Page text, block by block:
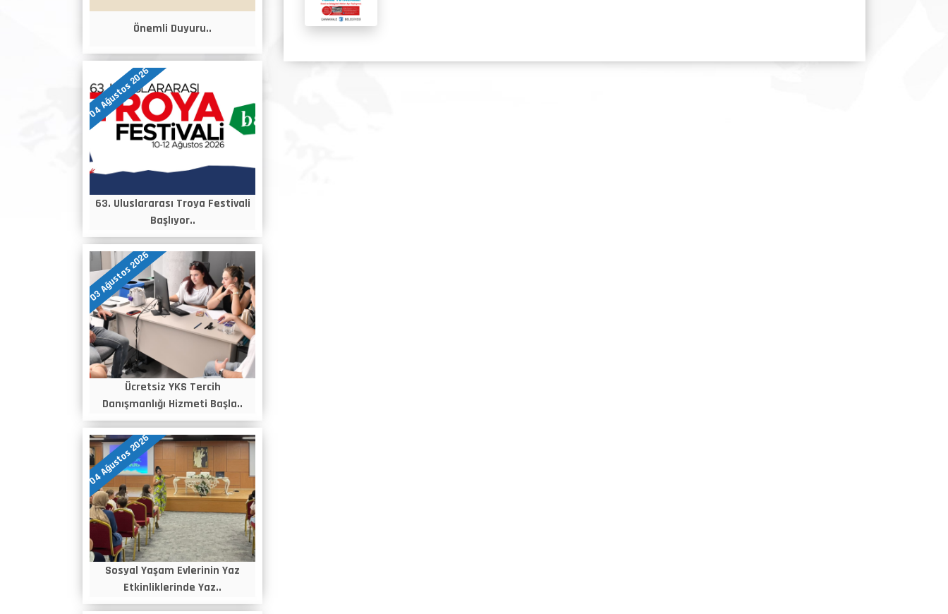
Önemli Duyuru..
04 Ağustos 2026
63. Uluslararası Troya Festivali
Başlıyor..
03 Ağustos 2026
Ücretsiz YKS Tercih
Danışmanlığı Hizmeti Başla..
04 Ağustos 2026
Sosyal Yaşam Evlerinin Yaz
Etkinliklerinde Yaz..